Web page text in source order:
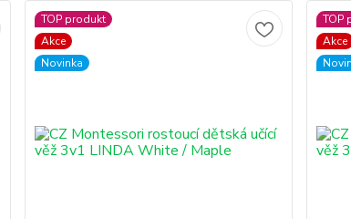
TOP produkt
Akce
Novinka
TOP
Akce